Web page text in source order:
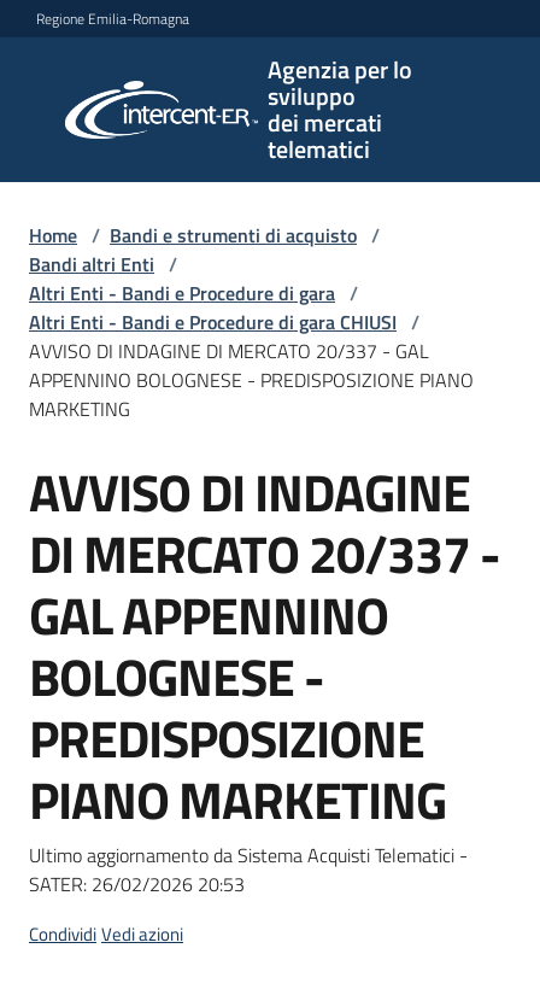
Vai al contenuto
Vai alla navigazione
Vai al footer
Regione Emilia-Romagna
Agenzia per lo
sviluppo
dei mercati
telematici
per lo
sviluppo
telematici
L'Agenzia
e
strumenti
acquisto
Supporto
Piattaforme
telematiche
Home / Bandi e strumenti di acquisto /
Bandi altri Enti /
Altri Enti - Bandi e Procedure di gara /
Altri Enti - Bandi e Procedure di gara CHIUSI /
AVVISO DI INDAGINE DI MERCATO 20/337 - GAL
APPENNINO BOLOGNESE - PREDISPOSIZIONE PIANO
MARKETING
Salta al contenuto
AVVISO DI INDAGINE
DI MERCATO 20/337 -
GAL APPENNINO
BOLOGNESE -
PREDISPOSIZIONE
PIANO MARKETING
Ultimo aggiornamento da Sistema Acquisti Telematici -
SATER: 26/02/2026 20:53
CondividiVedi azioni